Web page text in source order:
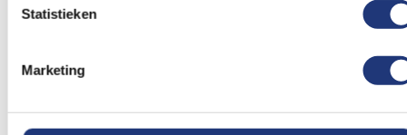
Statistieken
Marketing
toe
toe